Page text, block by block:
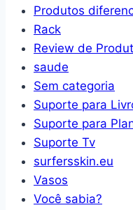
Produtos
Rack
Review de
saude
Sem categoria
Suporte para
Suporte para
Suporte Tv
surfersskin.eu
Vasos
Você sabia?